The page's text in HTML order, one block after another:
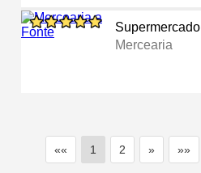
Supermercado
Mercearia
«« 1 2 » »»